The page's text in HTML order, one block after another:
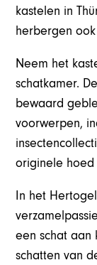
kastelen in
herbergen
Neem het
schatkamer.
bewaard
voorwerpen,
originele
In het
een schat aan
schatten van